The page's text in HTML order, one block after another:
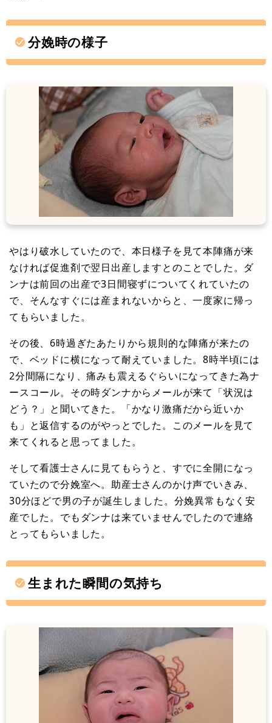
分娩時の様子
やはり破水していたので、本日様子を見て本陣痛が来
なければ促進剤で翌日出産しますとのことでした。ダ
ンナは前回の出産で3日間寝ずについてくれていたの
で、そんなすぐには産まれないからと、一度家に帰っ
てもらいました。
その後、6時過ぎたあたりから規則的な陣痛が来たの
で、ベッドに横になって耐えていました。8時半頃には
2分間隔になり、痛みも震えるぐらいになってきた為ナ
ースコール。その時ダンナからメールが来て「状況は
どう？」と聞いてきた。「かなり激痛だから近いか
も」と返信するのがやっとでした。このメールを見て
来てくれると思ってました。
そして看護士さんに見てもらうと、すでに全開になっ
ていたので分娩室へ。助産士さんのかけ声でいきみ、
30分ほどで男の子が誕生しました。分娩異常もなく安
産でした。でもダンナは来ていませんでしたので連絡
とってもらいました。
生まれた瞬間の気持ち